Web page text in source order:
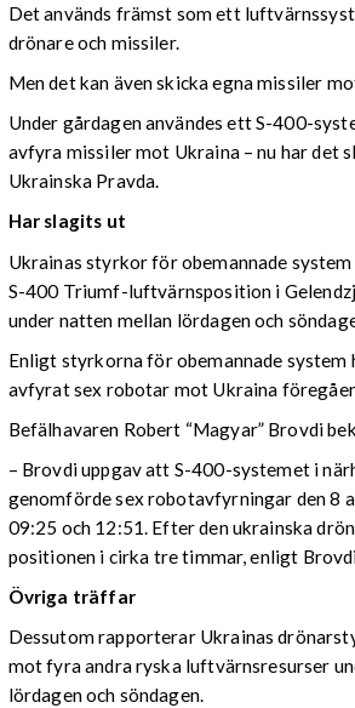
Det används främst som ett
drönare och missiler.
Men det kan även skicka egna missiler
Under gårdagen användes ett S-400-
avfyra missiler mot Ukraina – nu har det
Ukrainska Pravda.
Har slagits ut
Ukrainas styrkor för obemannade
S-400 Triumf-luftvärnsposition i
under natten mellan lördagen och
Enligt styrkorna för obemannade system
avfyrat sex robotar mot Ukraina
Befälhavaren Robert “Magyar” Brovdi
– Brovdi uppgav att S-400-systemet i
genomförde sex robotavfyrningar den 8
09:25 och 12:51. Efter den ukrainska
positionen i cirka tre timmar, enligt
Övriga träffar
Dessutom rapporterar Ukrainas
mot fyra andra ryska luftvärnsresurser
lördagen och söndagen.